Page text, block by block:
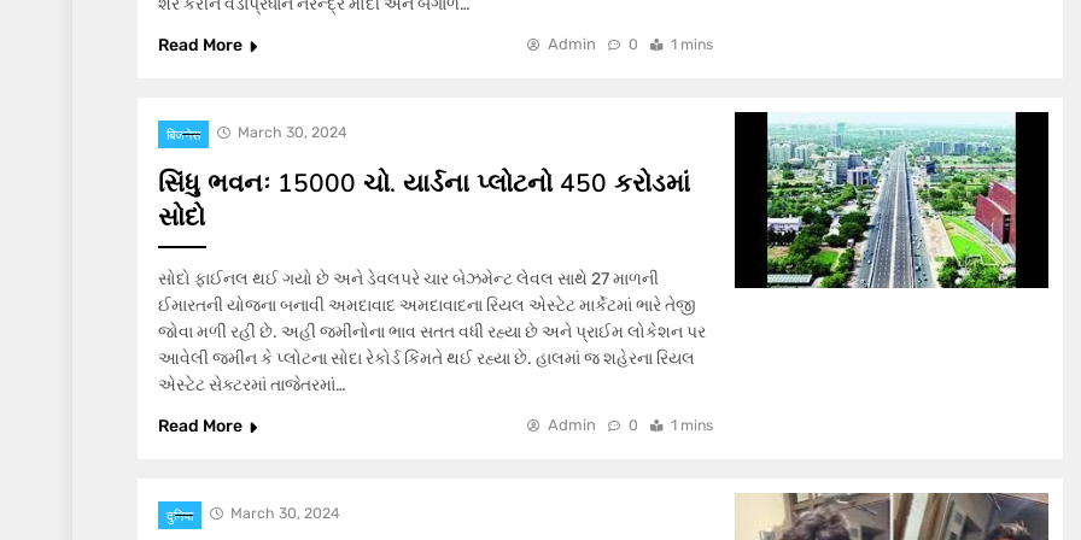
શેર કરીને વડાપ્રધાન નરેન્દ્ર મોદી અને બંગાળ…
Read More
Admin 0 1 mins
बिजनेस March 30, 2024
સિંધુ ભવનઃ 15000 ચો. યાર્ડના પ્લોટનો 450 કરોડમાં
સોદો
સોદો ફાઈનલ થઈ ગયો છે અને ડેવલપરે ચાર બેઝમેન્ટ લેવલ સાથે 27 માળની
ઈમારતની યોજના બનાવી અમદાવાદ અમદાવાદના રિયલ એસ્ટેટ માર્કેટમાં ભારે તેજી
જોવા મળી રહી છે. અહીં જમીનોના ભાવ સતત વધી રહ્યા છે અને પ્રાઈમ લોકેશન પર
આવેલી જમીન કે પ્લોટના સોદા રેકોર્ડ કિંમતે થઈ રહ્યા છે. હાલમાં જ શહેરના રિયલ
એસ્ટેટ સેક્ટરમાં તાજેતરમાં…
Read More
Admin 0 1 mins
दुनिया March 30, 2024